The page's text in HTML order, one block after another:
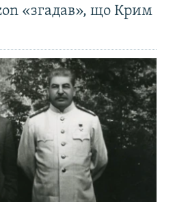
«згадав», що Крим